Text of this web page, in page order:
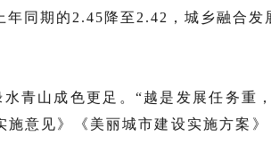
年同期的2.45降至2.42，城乡融合发
水青山成色更足。“越是发展任务重
施意见》《美丽城市建设实施方案